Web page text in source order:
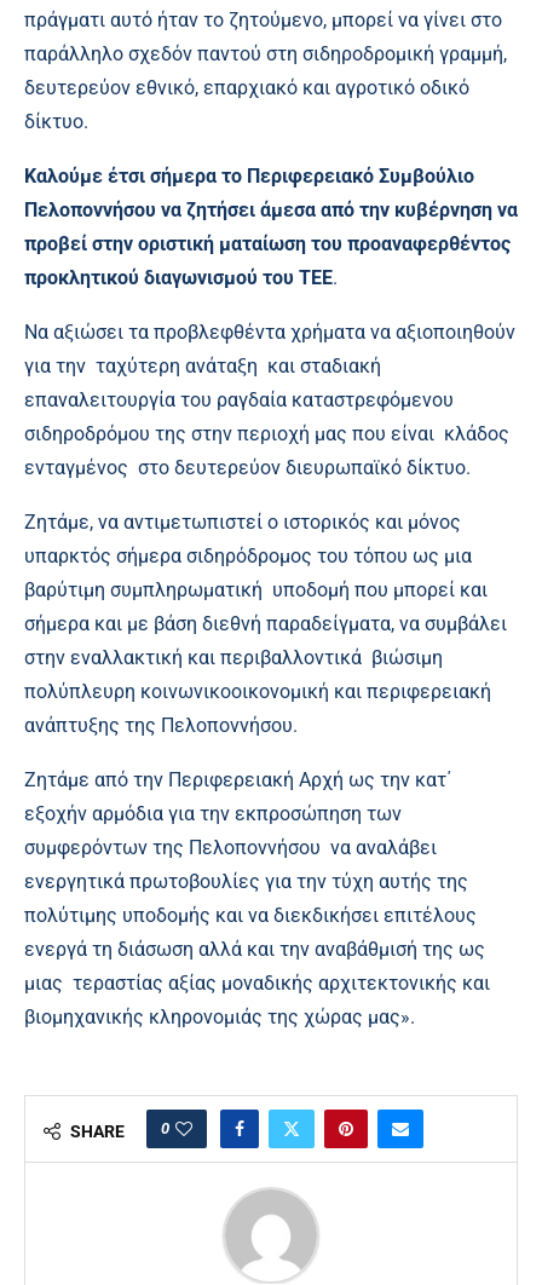
πράγματι αυτό ήταν το ζητούμενο, μπορεί να γίνει στο
παράλληλο σχεδόν παντού στη σιδηροδρομική γραμμή,
δευτερεύον εθνικό, επαρχιακό και αγροτικό οδικό
δίκτυο.
Καλούμε έτσι σήμερα το Περιφερειακό Συμβούλιο
Πελοποννήσου να ζητήσει άμεσα από την κυβέρνηση να
προβεί στην οριστική ματαίωση του προαναφερθέντος
προκλητικού διαγωνισμού του ΤΕΕ.
Να αξιώσει τα προβλεφθέντα χρήματα να αξιοποιηθούν
για την ταχύτερη ανάταξη και σταδιακή
επαναλειτουργία του ραγδαία καταστρεφόμενου
σιδηροδρόμου της στην περιοχή μας που είναι κλάδος
ενταγμένος στο δευτερεύον διευρωπαϊκό δίκτυο.
Ζητάμε, να αντιμετωπιστεί ο ιστορικός και μόνος
υπαρκτός σήμερα σιδηρόδρομος του τόπου ως μια
βαρύτιμη συμπληρωματική υποδομή που μπορεί και
σήμερα και με βάση διεθνή παραδείγματα, να συμβάλει
στην εναλλακτική και περιβαλλοντικά βιώσιμη
πολύπλευρη κοινωνικοοικονομική και περιφερειακή
ανάπτυξης της Πελοποννήσου.
Ζητάμε από την Περιφερειακή Αρχή ως την κατ΄
εξοχήν αρμόδια για την εκπροσώπηση των
συμφερόντων της Πελοποννήσου να αναλάβει
ενεργητικά πρωτοβουλίες για την τύχη αυτής της
πολύτιμης υποδομής και να διεκδικήσει επιτέλους
ενεργά τη διάσωση αλλά και την αναβάθμισή της ως
μιας τεραστίας αξίας μοναδικής αρχιτεκτονικής και
βιομηχανικής κληρονομιάς της χώρας μας».
SHARE 0